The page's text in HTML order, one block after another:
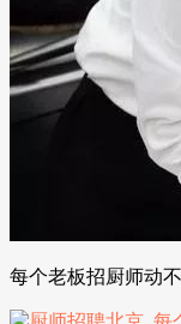
每个老板招厨师动